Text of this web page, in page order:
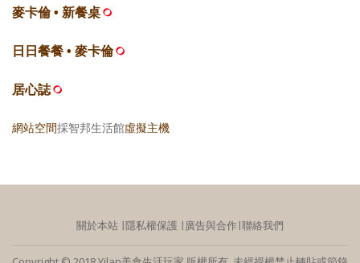
麥卡倫 • 新餐桌
日日餐餐 • 麥卡倫
居心誌
網站空間採智邦生活館虛擬主機
關於本站 ∣隱私權保護 ∣廣告與合作∣聯絡我們